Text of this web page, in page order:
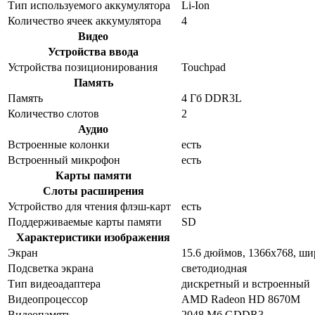
Тип используемого аккумулятора
Li-Ion
Количество ячеек аккумулятора
4
Видео
Устройства ввода
Устройства позиционирования
Touchpad
Память
Память
4 Гб DDR3L
Количество слотов
2
Аудио
Встроенные колонки
есть
Встроенный микрофон
есть
Карты памяти
Слоты расширения
Устройство для чтения флэш-карт
есть
Поддерживаемые карты памяти
SD
Характеристики изображения
Экран
15.6 дюймов, 1366x768,
Подсветка экрана
светодиодная
Тип видеоадаптера
дискретный и встроенный
Видеопроцессор
AMD Radeon HD 8670M